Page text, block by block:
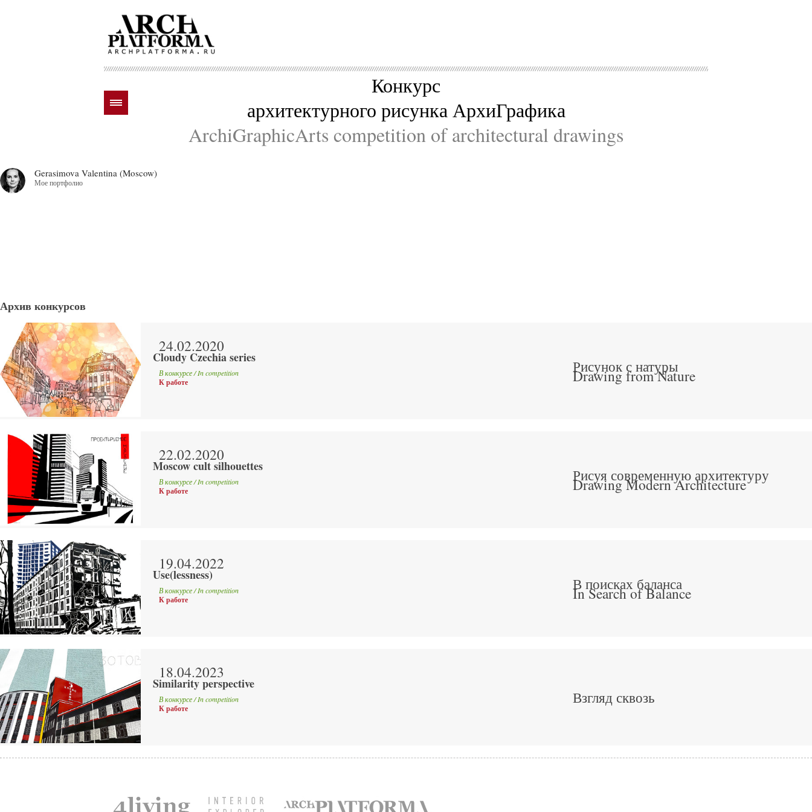
Конкурс
архитектурного рисунка АрхиГрафика
ArchiGraphicArts competition of architectural drawings
Gerasimova Valentina (Moscow)
Мое портфолио
Архив конкурсов
24.02.2020
Cloudy Czechia series
В конкурсе / In competition
К работе
Рисунок с натуры
Drawing from Nature
22.02.2020
Moscow cult silhouettes
В конкурсе / In competition
К работе
Рисуя современную архитектуру
Drawing Modern Architecture
19.04.2022
Use(lessness)
В конкурсе / In competition
К работе
В поисках баланса
In Search of Balance
18.04.2023
Similarity perspective
В конкурсе / In competition
К работе
Взгляд сквозь